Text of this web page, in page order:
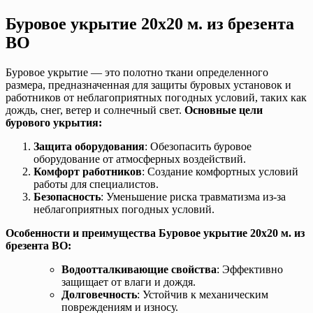
Буровое укрытие 20х20 м. из брезента
ВО
Буровое укрытие — это полотно ткани определенного
размера, предназначенная для защиты буровых установок и
работников от неблагоприятных погодных условий, таких как
дождь, снег, ветер и солнечный свет. Основные цели
бурового укрытия:
Защита оборудования: Обезопасить буровое
оборудование от атмосферных воздействий.
Комфорт работников: Создание комфортных условий
работы для специалистов.
Безопасность: Уменьшение риска травматизма из-за
неблагоприятных погодных условий.
Особенности и преимущества Буровое укрытие 20х20 м. из
брезента ВО:
Водоотталкивающие свойства: Эффективно
защищает от влаги и дождя.
Долговечность: Устойчив к механическим
повреждениям и износу.